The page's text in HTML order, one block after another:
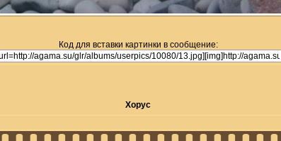
Код для вставки картинки в сообщение:
Хорус